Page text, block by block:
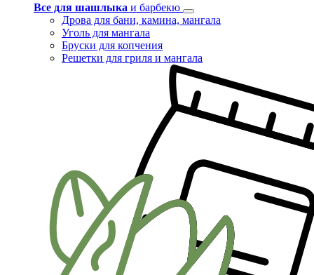
Все для шашлыка и барбекю
Дрова для бани, камина, мангала
Уголь для мангала
Бруски для копчения
Решетки для гриля и мангала